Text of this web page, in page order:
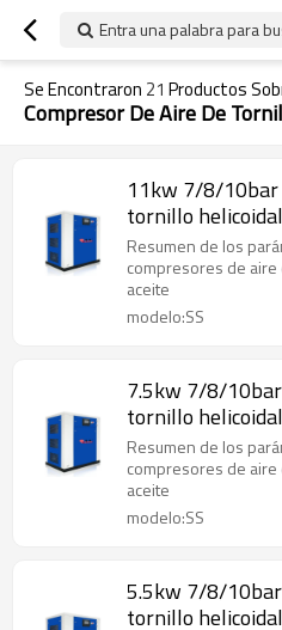
Entra una palabra para
Se Encontraron 21 Productos
Compresor De Aire De
11kw 7/8/10bar
tornillo
8/9/10cfm
Resumen de los
compresores de
aceite
modelo:SS
7.5kw 7/8/
tornillo
8/9/10cfm
Resumen de los
compresores de
aceite
modelo:SS
5.5kw 7/8/
tornillo